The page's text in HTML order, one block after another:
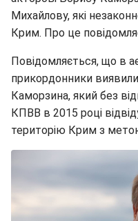
Михайлову, які
Крим. Про це
Повідомляється, що в
прикордонники
Каморзина, який без
КПВВ в 2015 році
територію Крим з